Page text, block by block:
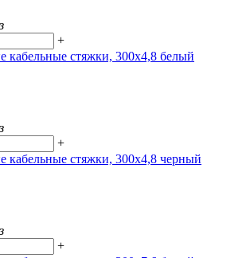
+
кабельные стяжки, 300х4,8 белый
+
кабельные стяжки, 300х4,8 черный
+